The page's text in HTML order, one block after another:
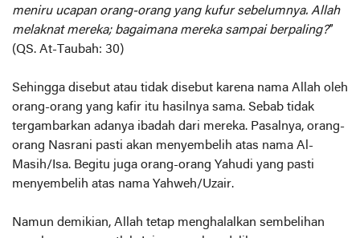
meniru ucapan orang-orang yang kufur sebelumnya. Allah
melaknat mereka; bagaimana mereka sampai berpaling?”
(QS. At-Taubah: 30)
Sehingga disebut atau tidak disebut karena nama Allah oleh
orang-orang yang kafir itu hasilnya sama. Sebab tidak
tergambarkan adanya ibadah dari mereka. Pasalnya, orang-
orang Nasrani pasti akan menyembelih atas nama Al-
Masih/Isa. Begitu juga orang-orang Yahudi yang pasti
menyembelih atas nama Yahweh/Uzair.
Namun demikian, Allah tetap menghalalkan sembelihan